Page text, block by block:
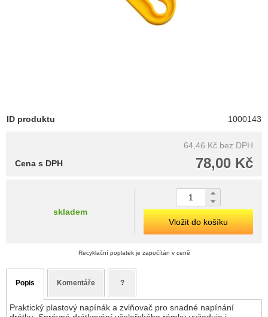
ID produktu 1000143
64,46 Kč bez DPH
78,00 Kč
Cena s DPH
skladem
Vložit do košíku
Recyklační poplatek je započítán v ceně
Popis Komentáře ?
Praktický plastový napínák a zvlňovač pro snadné napínání